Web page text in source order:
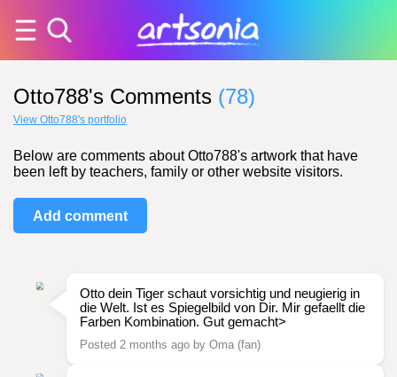
Otto788's Comments (78)
View Otto788's portfolio
Below are comments about Otto788's artwork that have
been left by teachers, family or other website visitors.
Add comment
Otto dein Tiger schaut vorsichtig und neugierig in
die Welt. Ist es Spiegelbild von Dir. Mir gefaellt die
Farben Kombination. Gut gemacht>
Posted 2 months ago by Oma (fan)